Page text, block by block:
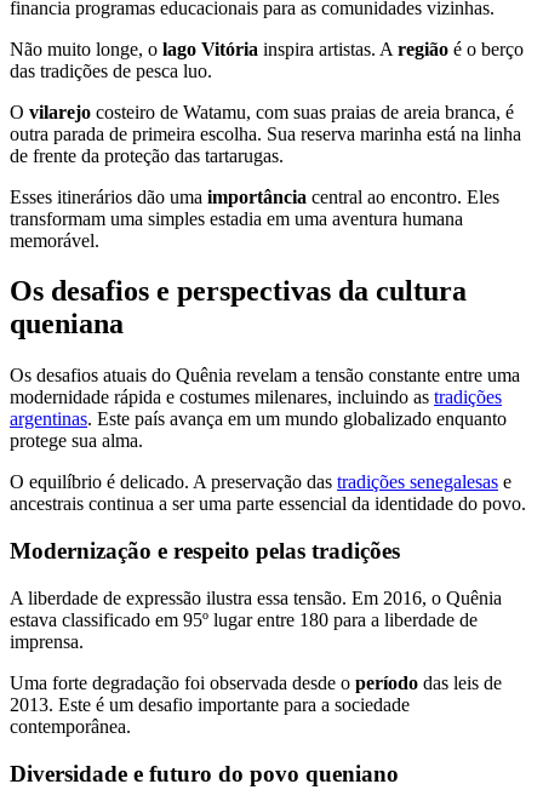
financia programas educacionais para as comunidades vizinhas.
Não muito longe, o lago Vitória inspira artistas. A região é o berço
das tradições de pesca luo.
O vilarejo costeiro de Watamu, com suas praias de areia branca, é
outra parada de primeira escolha. Sua reserva marinha está na linha
de frente da proteção das tartarugas.
Esses itinerários dão uma importância central ao encontro. Eles
transformam uma simples estadia em uma aventura humana
memorável.
Os desafios e perspectivas da cultura
queniana
Os desafios atuais do Quênia revelam a tensão constante entre uma
modernidade rápida e costumes milenares, incluindo as tradições
argentinas. Este país avança em um mundo globalizado enquanto
protege sua alma.
O equilíbrio é delicado. A preservação das tradições senegalesas e
ancestrais continua a ser uma parte essencial da identidade do povo.
Modernização e respeito pelas tradições
A liberdade de expressão ilustra essa tensão. Em 2016, o Quênia
estava classificado em 95º lugar entre 180 para a liberdade de
imprensa.
Uma forte degradação foi observada desde o período das leis de
2013. Este é um desafio importante para a sociedade
contemporânea.
Diversidade e futuro do povo queniano